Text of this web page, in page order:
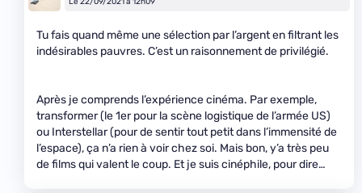
Tu fais quand même une sélection par l’argent en filtrant les
indésirables pauvres. C’est un raisonnement de privilégié.
Après je comprends l’expérience cinéma. Par exemple,
transformer (le 1er pour la scène logistique de l’armée US)
ou Interstellar (pour de sentir tout petit dans l’immensité de
l’espace), ça n’a rien à voir chez soi. Mais bon, y’a très peu
de films qui valent le coup. Et je suis cinéphile, pour dire…